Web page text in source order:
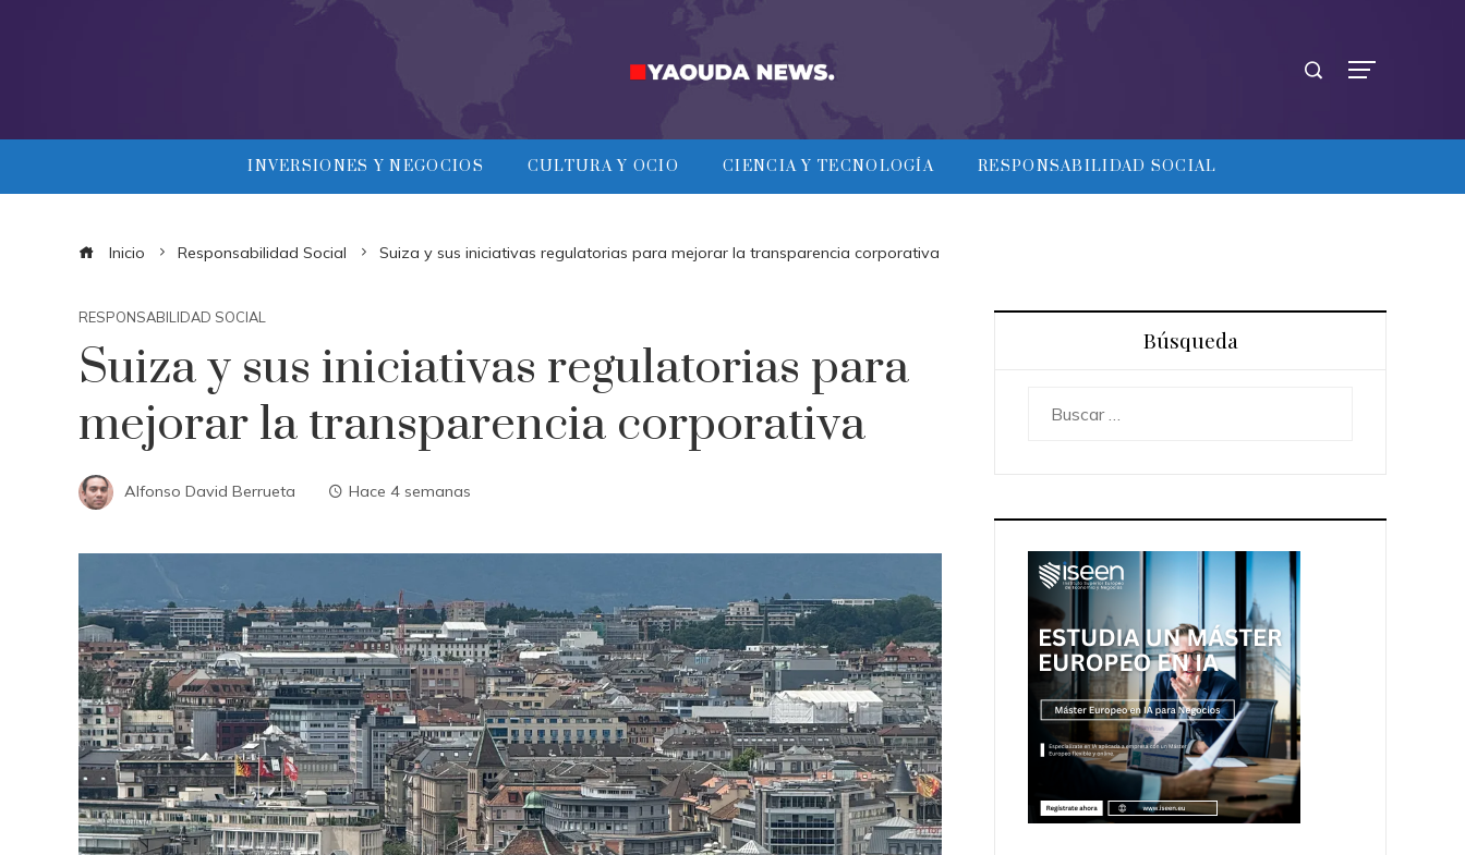
INVERSIONES Y NEGOCIOS CULTURA Y OCIO CIENCIA Y TECNOLOGÍA RESPONSABILIDAD SOCIAL
Inicio Responsabilidad Social Suiza y sus iniciativas regulatorias para mejorar la transparencia corporativa
RESPONSABILIDAD SOCIAL
Suiza y sus iniciativas regulatorias para
mejorar la transparencia corporativa
Alfonso David Berrueta Hace 4 semanas
Búsqueda